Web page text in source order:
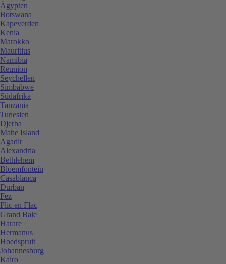
Ägypten
Botswana
Kapeverden
Kenia
Marokko
Mauritius
Namibia
Reunion
Seychellen
Simbabwe
Südafrika
Tanzania
Tunesien
Djerba
Mahe Island
Agadir
Alexandria
Bethlehem
Bloemfontein
Casablanca
Durban
Fez
Flic en Flac
Grand Baie
Harare
Hermanus
Hoedspruit
Johannesburg
Kairo